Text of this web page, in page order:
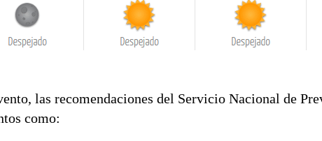
las recomendaciones del Servicio Nacional de
como: